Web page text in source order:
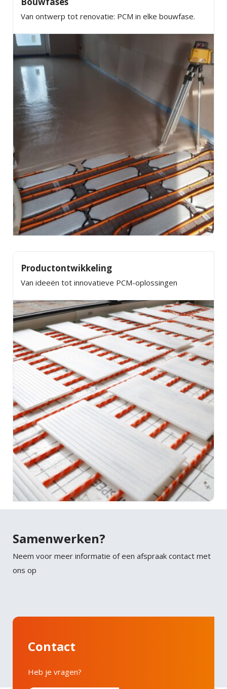
Van ontwerp tot renovatie: PCM in elke bouwfase.
Productontwikkeling
Van ideeën tot innovatieve PCM-oplossingen
Samenwerken?
Neem voor meer informatie of een afspraak contact met
ons op
Contact
Heb je vragen?